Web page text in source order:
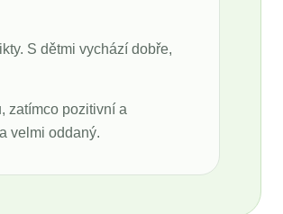
S dětmi vychází dobře,
zatímco pozitivní a
velmi oddaný.